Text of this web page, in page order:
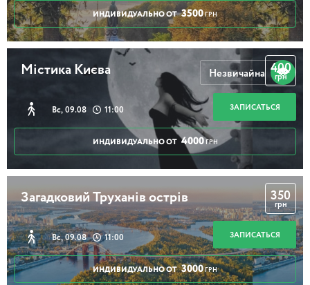
ИНДИВИДУАЛЬНО ОТ 3500 ГРН
Містика Києва
Вс, 09.08 11:00
400
грн
ЗАПИСАТЬСЯ
ИНДИВИДУАЛЬНО ОТ 4000 ГРН
Незвичайна
Загадковий Труханів острів
Вс, 09.08 11:00
350
грн
ЗАПИСАТЬСЯ
ИНДИВИДУАЛЬНО ОТ 3000 ГРН